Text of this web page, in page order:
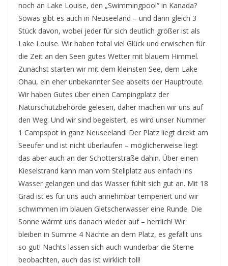
noch an Lake Louise, den „Swimmingpool“ in Kanada?
Sowas gibt es auch in Neuseeland – und dann gleich 3
Stück davon, wobei jeder für sich deutlich größer ist als
Lake Louise. Wir haben total viel Glück und erwischen für
die Zeit an den Seen gutes Wetter mit blauem Himmel.
Zunächst starten wir mit dem kleinsten See, dem Lake
Ohau, ein eher unbekannter See abseits der Hauptroute.
Wir haben Gutes über einen Campingplatz der
Naturschutzbehörde gelesen, daher machen wir uns auf
den Weg. Und wir sind begeistert, es wird unser Nummer
1 Campspot in ganz Neuseeland! Der Platz liegt direkt am
Seeufer und ist nicht überlaufen – möglicherweise liegt
das aber auch an der Schotterstraße dahin. Über einen
Kieselstrand kann man vom Stellplatz aus einfach ins
Wasser gelangen und das Wasser fühlt sich gut an. Mit 18
Grad ist es für uns auch annehmbar temperiert und wir
schwimmen im blauen Gletscherwasser eine Runde. Die
Sonne wärmt uns danach wieder auf – herrlich! Wir
bleiben in Summe 4 Nächte an dem Platz, es gefällt uns
so gut! Nachts lassen sich auch wunderbar die Sterne
beobachten, auch das ist wirklich toll!